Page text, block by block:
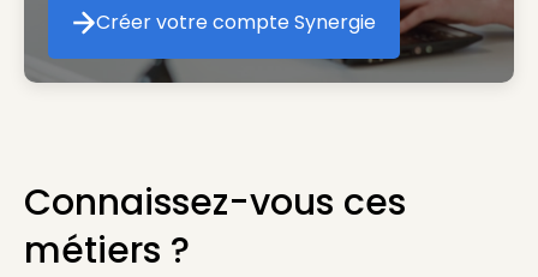
Créer votre compte Synergie
Créer votre compte Synergie
Connaissez-vous ces
métiers ?